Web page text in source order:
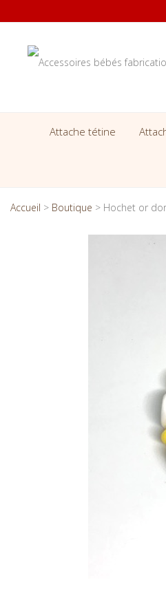
Attache tétine
Accueil > Boutique > Hochet or